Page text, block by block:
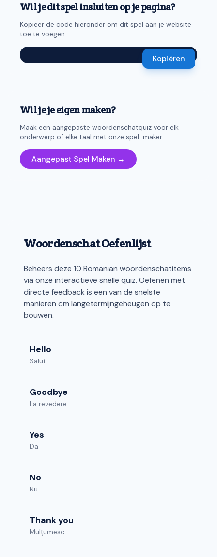
Wil je dit spel insluiten op je pagina?
Kopieer de code hieronder om dit spel aan je website
toe te voegen.
Kopiëren
Wil je je eigen maken?
Maak een aangepaste woordenschatquiz voor elk
onderwerp of elke taal met onze spel-maker.
Aangepast Spel Maken →
Woordenschat Oefenlijst
Beheers deze 10 Romanian woordenschatitems
via onze interactieve snelle quiz. Oefenen met
directe feedback is een van de snelste
manieren om langetermijngeheugen op te
bouwen.
Hello
Salut
Goodbye
La revedere
Yes
Da
No
Nu
Thank you
Mulțumesc